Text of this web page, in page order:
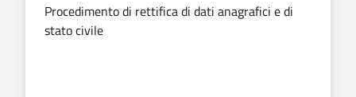
Procedimento di rettifica di dati anagrafici e di
stato civile